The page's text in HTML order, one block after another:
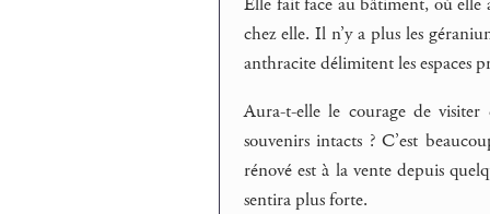
chez elle. Il n’y a plus les
anthracite délimitent les espaces
Aura-t-elle le courage de
souvenirs intacts ? C’est
rénové est à la vente depuis
sentira plus forte.